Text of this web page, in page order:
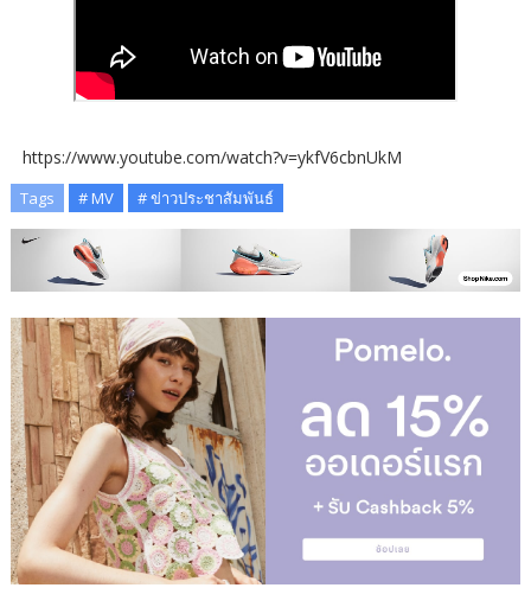
https://www.youtube.com/watch?v=ykfV6cbnUkM
Tags # MV # ข่าวประชาสัมพันธ์